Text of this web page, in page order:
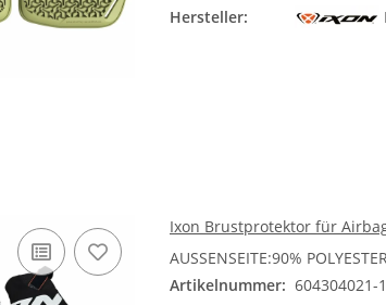
Hersteller:
Ixon Brustprotektor für
AUSSENSEITE:90%
Artikelnummer: 604304021-